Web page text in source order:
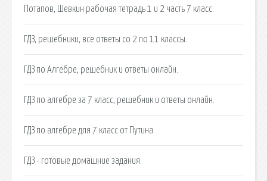
Потапов, Шевкин рабочая тетрадь 1 и 2 часть 7 класс.
ГДЗ, решебники, все ответы со 2 по 11 классы.
ГДЗ по Алгебре, решебник и ответы онлайн.
ГДЗ по алгебре за 7 класс, решебник и ответы онлайн.
ГДЗ по алгебре для 7 класс от Путина.
ГДЗ - готовые домашние задания.